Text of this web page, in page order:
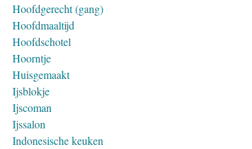
Hoofdgerecht (gang)
Hoofdmaaltijd
Hoofdschotel
Hoorntje
Huisgemaakt
Ijsblokje
Ijscoman
Ijssalon
Indonesische keuken